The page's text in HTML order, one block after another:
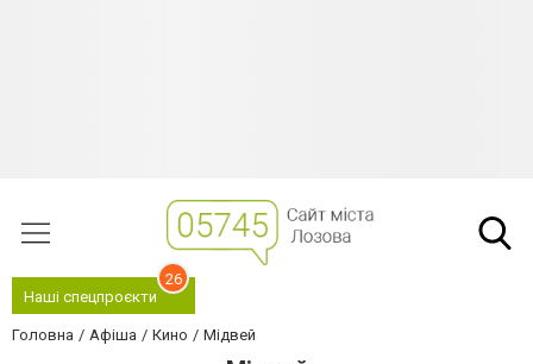
Наші спецпроєкти
26
Головна Афіша Кино Мідвей